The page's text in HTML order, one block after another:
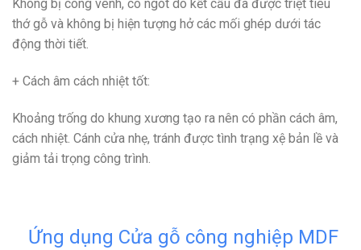
Không bị cong vênh, co ngót do kết cấu đã được triệt tiêu
thớ gỗ và không bị hiện tượng hở các mối ghép dưới tác
động thời tiết.
+ Cách âm cách nhiệt tốt:
Khoảng trống do khung xương tạo ra nên có phần cách âm,
cách nhiệt. Cánh cửa nhẹ, tránh được tình trạng xệ bản lề và
giảm tải trọng công trình.
Ứng dụng Cửa gỗ công nghiệp MDF